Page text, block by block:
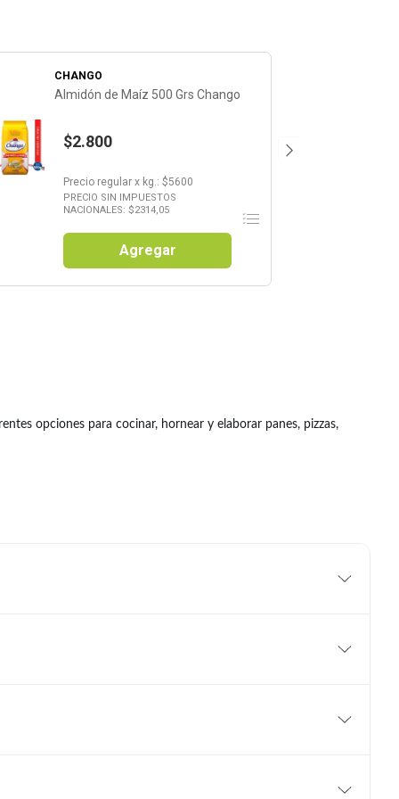
CHANGO
Almidón de Maíz 500 Grs Chango
$2.800
Precio regular x kg.: $5600
PRECIO SIN IMPUESTOS
NACIONALES: $2314,05
Agregar
opciones para cocinar, hornear y elaborar panes, pizzas,
elaboraciones, mientras que la avena y las sémolas son